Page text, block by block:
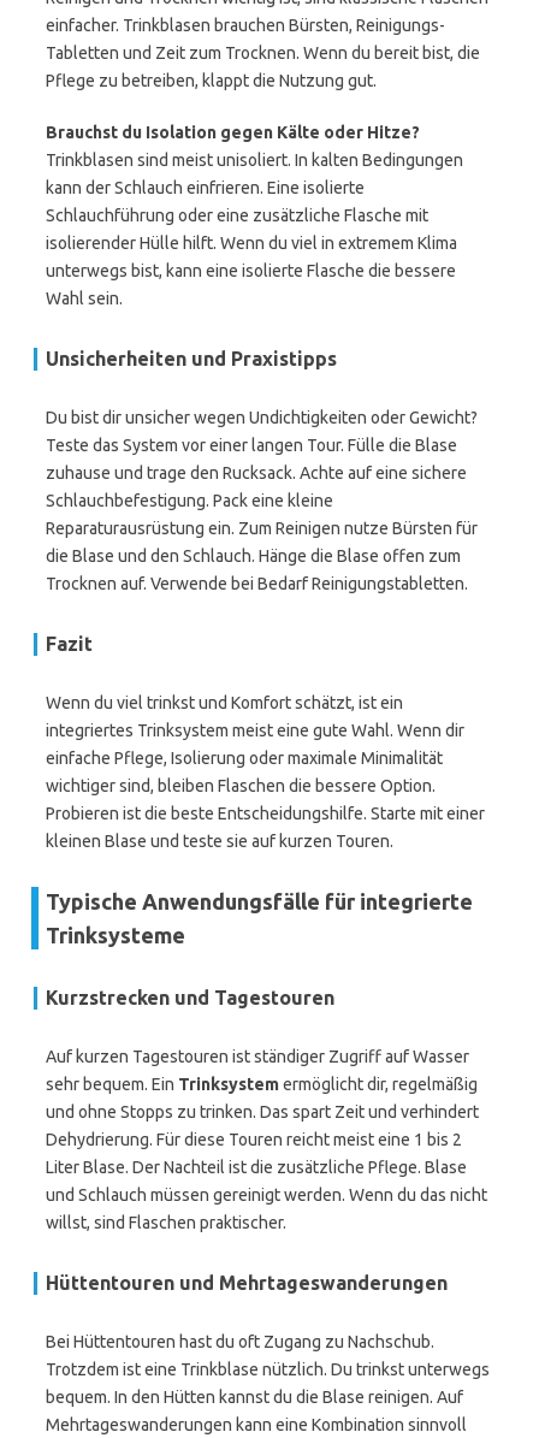
einfacher. Trinkblasen brauchen Bürsten, Reinigungs-
Tabletten und Zeit zum Trocknen. Wenn du bereit bist, die
Pflege zu betreiben, klappt die Nutzung gut.
Brauchst du Isolation gegen Kälte oder Hitze?
Trinkblasen sind meist unisoliert. In kalten Bedingungen
kann der Schlauch einfrieren. Eine isolierte
Schlauchführung oder eine zusätzliche Flasche mit
isolierender Hülle hilft. Wenn du viel in extremem Klima
unterwegs bist, kann eine isolierte Flasche die bessere
Wahl sein.
Unsicherheiten und Praxistipps
Du bist dir unsicher wegen Undichtigkeiten oder Gewicht?
Teste das System vor einer langen Tour. Fülle die Blase
zuhause und trage den Rucksack. Achte auf eine sichere
Schlauchbefestigung. Pack eine kleine
Reparaturausrüstung ein. Zum Reinigen nutze Bürsten für
die Blase und den Schlauch. Hänge die Blase offen zum
Trocknen auf. Verwende bei Bedarf Reinigungstabletten.
Fazit
Wenn du viel trinkst und Komfort schätzt, ist ein
integriertes Trinksystem meist eine gute Wahl. Wenn dir
einfache Pflege, Isolierung oder maximale Minimalität
wichtiger sind, bleiben Flaschen die bessere Option.
Probieren ist die beste Entscheidungshilfe. Starte mit einer
kleinen Blase und teste sie auf kurzen Touren.
Typische Anwendungsfälle für integrierte
Trinksysteme
Kurzstrecken und Tagestouren
Auf kurzen Tagestouren ist ständiger Zugriff auf Wasser
sehr bequem. Ein Trinksystemermöglicht dir, regelmäßig
und ohne Stopps zu trinken. Das spart Zeit und verhindert
Dehydrierung. Für diese Touren reicht meist eine 1 bis 2
Liter Blase. Der Nachteil ist die zusätzliche Pflege. Blase
und Schlauch müssen gereinigt werden. Wenn du das nicht
willst, sind Flaschen praktischer.
Hüttentouren und Mehrtageswanderungen
Bei Hüttentouren hast du oft Zugang zu Nachschub.
Trotzdem ist eine Trinkblase nützlich. Du trinkst unterwegs
bequem. In den Hütten kannst du die Blase reinigen. Auf
Mehrtageswanderungen kann eine Kombination sinnvoll